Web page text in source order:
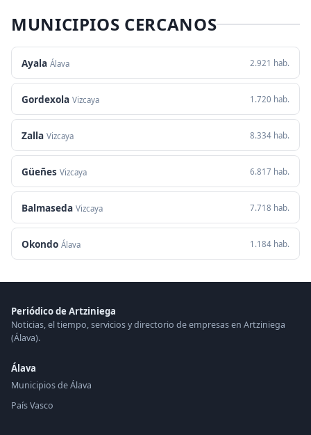
MUNICIPIOS CERCANOS
Ayala Álava 2.921 hab.
Gordexola Vizcaya 1.720 hab.
Zalla Vizcaya 8.334 hab.
Güeñes Vizcaya 6.817 hab.
Balmaseda Vizcaya 7.718 hab.
Okondo Álava 1.184 hab.
Periódico de Artziniega
Noticias, el tiempo, servicios y directorio de empresas en Artziniega
(Álava).
Álava
Municipios de Álava
País Vasco